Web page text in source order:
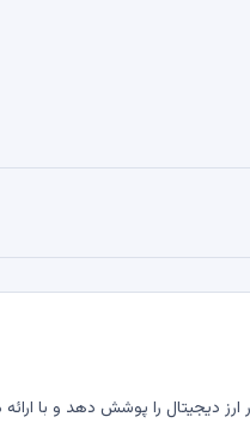
دیجیتال را پوشش دهد و با